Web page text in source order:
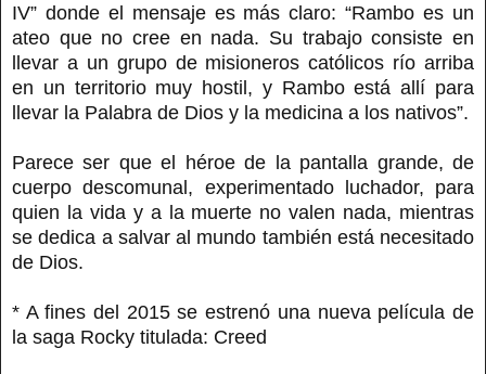
IV” donde el mensaje es más claro: “Rambo es un
ateo que no cree en nada. Su trabajo consiste en
llevar a un grupo de misioneros católicos río arriba
en un territorio muy hostil, y Rambo está allí para
llevar la Palabra de Dios y la medicina a los nativos”.
Parece ser que el héroe de la pantalla grande, de
cuerpo descomunal, experimentado luchador, para
quien la vida y a la muerte no valen nada, mientras
se dedica a salvar al mundo también está necesitado
de Dios.
* A fines del 2015 se estrenó una nueva película de
la saga Rocky titulada: Creed